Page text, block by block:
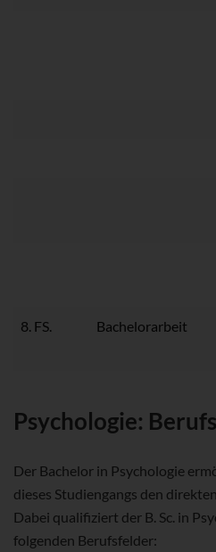
8. FS. Bachelorarbeit
Psychologie:
Der Bachelor in Psychologie
dieses Studiengangs den
Dabei qualifiziert der B. Sc. in
folgenden Berufsfelder: